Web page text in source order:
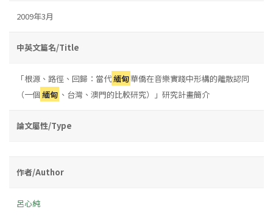
2009年3月
中英文篇名/Title
「根源、路徑、回歸：當代緬甸華僑在音樂實踐中形構的離散認同
（一個 緬甸 、台灣、澳門的比較研究）」研究計畫簡介
論文屬性/Type
作者/Author
呂心純